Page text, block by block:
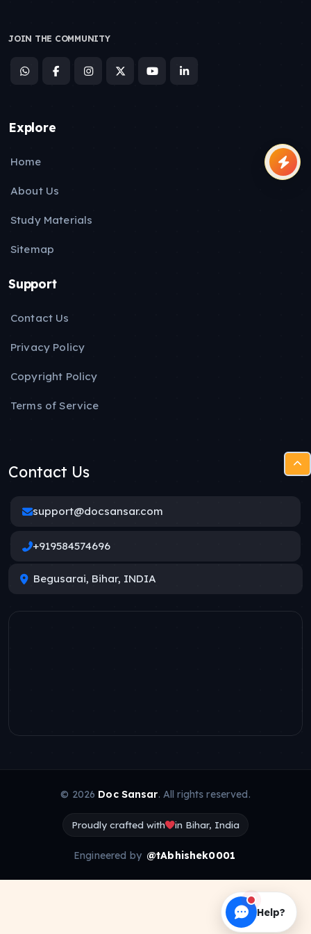
और न ही दी धोखा किसी को,
उलझने और बेचैनी बढ़ाता है
न देता है ये ख्याल किसी एक चीज का,
लेकिन ख्याल है किस चीज का,
इसलिए मैं सोचूं आखिर मुझसे
मैं पूछूं अपने मन से,
तो मैं ये तुमसे पूछूं,
या तुम्हें भी मन, कुछ सही से समझा न पाता है?...
Updated 2 years ago
JOIN THE COMMUNITY
Explore
Home
About Us
Study Materials
Sitemap
Support
Contact Us
Privacy Policy
Copyright Policy
Terms of Service
Contact Us
support@docsansar.com
+919584574696
Begusarai, Bihar, INDIA
© 2026 Doc Sansar. All rights reserved.
Proudly crafted with in Bihar, India
Engineered by @tAbhishek0001
Help?